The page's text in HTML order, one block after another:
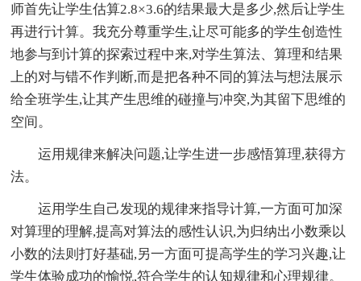
师首先让学生估算2.8×3.6的结果最大是多少,然后让学生
再进行计算。我充分尊重学生,让尽可能多的学生创造性
地参与到计算的探索过程中来,对学生算法、算理和结果
上的对与错不作判断,而是把各种不同的算法与想法展示
给全班学生,让其产生思维的碰撞与冲突,为其留下思维的
空间。
运用规律来解决问题,让学生进一步感悟算理,获得方
法。
运用学生自己发现的规律来指导计算,一方面可加深
对算理的理解,提高对算法的感性认识,为归纳出小数乘以
小数的法则打好基础,另一方面可提高学生的学习兴趣,让
学生体验成功的愉悦,符合学生的认知规律和心理规律。